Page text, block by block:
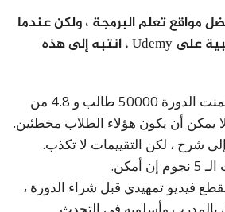
مواقع تعلم البرمجة ، ولكن عندما
تتصفح الدورات التدريبية على Udemy ، انتبه إلى هذه
الشعبية: فإذا تضمنت الدورة 50000 طالب و 4.8 من
إلى شرح ، لكن التقييمات لا تكذب.
أمكن.
فيديو تمهيدي قبل شراء الدورة ،
بالمدرب وأسلوبه في التحدث